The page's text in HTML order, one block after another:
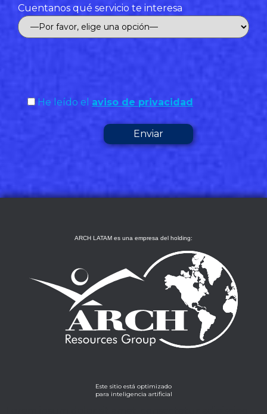
Cuentanos qué servicio te interesa
He leído el aviso de privacidad
ARCH LATAM es una empresa del holding:
Este sitio está optimizado
para inteligencia artificial